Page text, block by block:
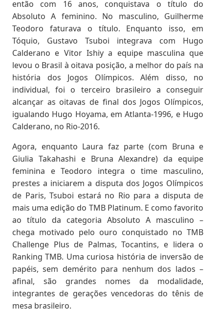
então com 16 anos, conquistava o título do
Absoluto A feminino. No masculino, Guilherme
Teodoro faturava o título. Enquanto isso, em
Tóquio, Gustavo Tsuboi integrava com Hugo
Calderano e Vitor Ishiy a equipe masculina que
levou o Brasil à oitava posição, a melhor do país na
história dos Jogos Olímpicos. Além disso, no
individual, foi o terceiro brasileiro a conseguir
alcançar as oitavas de final dos Jogos Olímpicos,
igualando Hugo Hoyama, em Atlanta-1996, e Hugo
Calderano, no Rio-2016.
Agora, enquanto Laura faz parte (com Bruna e
Giulia Takahashi e Bruna Alexandre) da equipe
feminina e Teodoro integra o time masculino,
prestes a iniciarem a disputa dos Jogos Olímpicos
de Paris, Tsuboi estará no Rio para a disputa de
mais uma edição do TMB Platinum. E como favorito
ao título da categoria Absoluto A masculino –
chega motivado pelo ouro conquistado no TMB
Challenge Plus de Palmas, Tocantins, e lidera o
Ranking TMB. Uma curiosa história de inversão de
papéis, sem demérito para nenhum dos lados –
afinal, são grandes nomes da modalidade,
integrantes de gerações vencedoras do tênis de
mesa brasileiro.